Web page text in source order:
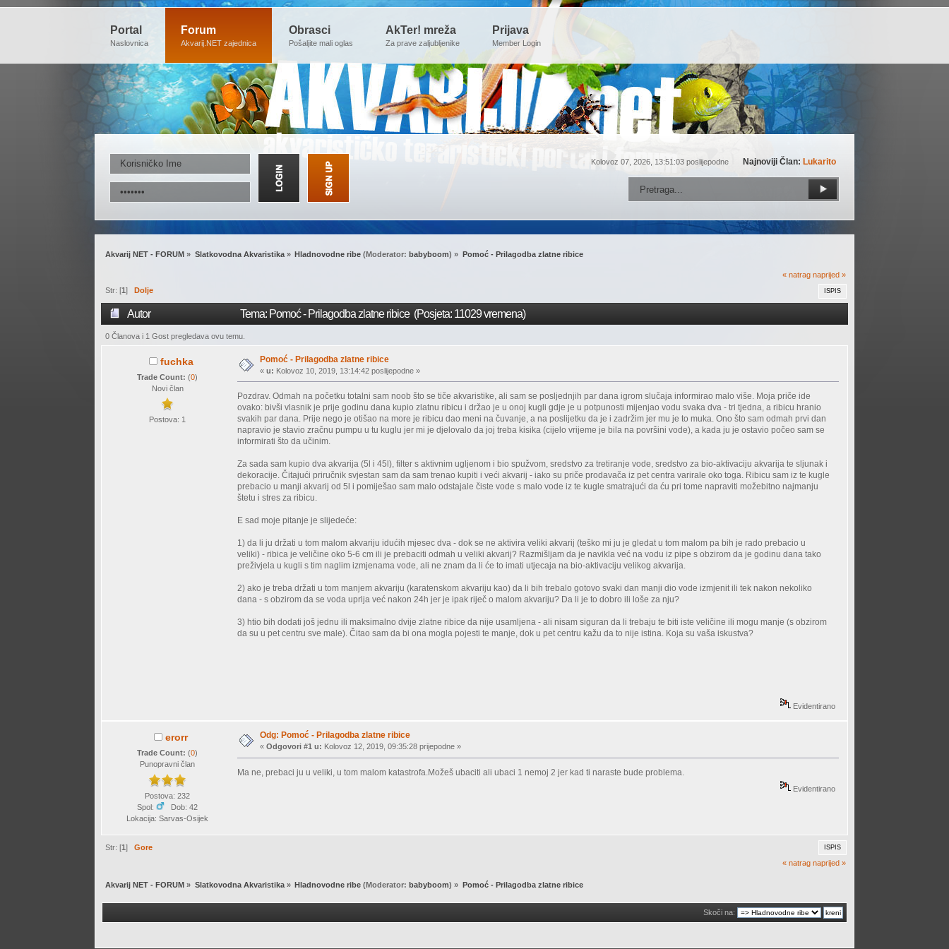
Portal
Naslovnica
Forum
Akvarij.NET zajednica
Obrasci
Pošaljite mali oglas
AkTer! mreža
Za prave zaljubljenike
Prijava
Member Login
Kolovoz 07, 2026, 13:51:03 poslijepodne Najnoviji Član: Lukarito
Akvarij NET - FORUM » Slatkovodna Akvaristika» Hladnovodne ribe (Moderator: babyboom) » Pomoć - Prilagodba zlatne ribice
« natrag naprijed »
ISPIS
Str: [1] Dolje
Autor Tema: Pomoć - Prilagodba zlatne ribice (Posjeta: 11029 vremena)
0 Članova i 1 Gost pregledava ovu temu.
fuchka
Trade Count:(0)
Novi član
Postova: 1
Pomoć - Prilagodba zlatne ribice
«u: Kolovoz 10, 2019, 13:14:42 poslijepodne »
Pozdrav. Odmah na početku totalni sam noob što se tiče akvaristike, ali sam se posljednjih par dana igrom slučaja informirao malo više. Moja priče ide
ovako: bivši vlasnik je prije godinu dana kupio zlatnu ribicu i držao je u onoj kugli gdje je u potpunosti mijenjao vodu svaka dva - tri tjedna, a ribicu hranio
svakih par dana. Prije nego je otišao na more je ribicu dao meni na čuvanje, a na poslijetku da je i zadržim jer mu je to muka. Ono što sam odmah prvi dan
napravio je stavio zračnu pumpu u tu kuglu jer mi je djelovalo da joj treba kisika (cijelo vrijeme je bila na površini vode), a kada ju je ostavio počeo sam se
informirati što da učinim.
Za sada sam kupio dva akvarija (5l i 45l), filter s aktivnim ugljenom i bio spužvom, sredstvo za tretiranje vode, sredstvo za bio-aktivaciju akvarija te sljunak i
dekoracije. Čitajući priručnik svjestan sam da sam trenao kupiti i veći akvarij - iako su priče prodavača iz pet centra varirale oko toga. Ribicu sam iz te kugle
prebacio u manji akvarij od 5l i pomiješao sam malo odstajale čiste vode s malo vode iz te kugle smatrajući da ću pri tome napraviti možebitno najmanju
štetu i stres za ribicu.
E sad moje pitanje je slijedeće:
1) da li ju držati u tom malom akvariju idućih mjesec dva - dok se ne aktivira veliki akvarij (teško mi ju je gledat u tom malom pa bih je rado prebacio u
veliki) - ribica je veličine oko 5-6 cm ili je prebaciti odmah u veliki akvarij? Razmišljam da je navikla već na vodu iz pipe s obzirom da je godinu dana tako
preživjela u kugli s tim naglim izmjenama vode, ali ne znam da li će to imati utjecaja na bio-aktivaciju velikog akvarija.
2) ako je treba držati u tom manjem akvariju (karatenskom akvariju kao) da li bih trebalo gotovo svaki dan manji dio vode izmjenit ili tek nakon nekoliko
dana - s obzirom da se voda uprlja već nakon 24h jer je ipak riječ o malom akvariju? Da li je to dobro ili loše za nju?
3) htio bih dodati još jednu ili maksimalno dvije zlatne ribice da nije usamljena - ali nisam siguran da li trebaju te biti iste veličine ili mogu manje (s obzirom
da su u pet centru sve male). Čitao sam da bi ona mogla pojesti te manje, dok u pet centru kažu da to nije istina. Koja su vaša iskustva?
Evidentirano
erorr
Trade Count:(0)
Punopravni član
Postova: 232
Spol:
Dob: 42
Lokacija: Sarvas-Osijek
Odg: Pomoć - Prilagodba zlatne ribice
«Odgovori #1 u: Kolovoz 12, 2019, 09:35:28 prijepodne »
Ma ne, prebaci ju u veliki, u tom malom katastrofa.Možeš ubaciti ali ubaci 1 nemoj 2 jer kad ti naraste bude problema.
Evidentirano
ISPIS
Str: [1] Gore
« natrag naprijed »
Akvarij NET - FORUM » Slatkovodna Akvaristika» Hladnovodne ribe (Moderator:babyboom) » Pomoć - Prilagodba zlatne ribice
Skoči na: